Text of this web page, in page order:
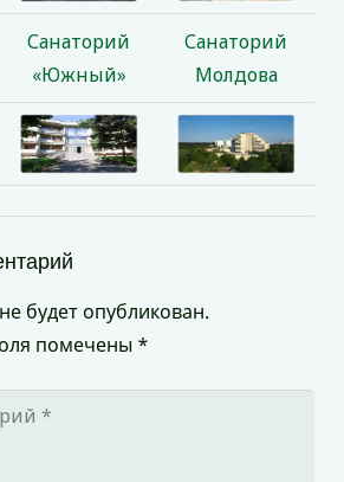
Санаторий
«Южный»
Санаторий
Молдова
будет опубликован.
помечены *